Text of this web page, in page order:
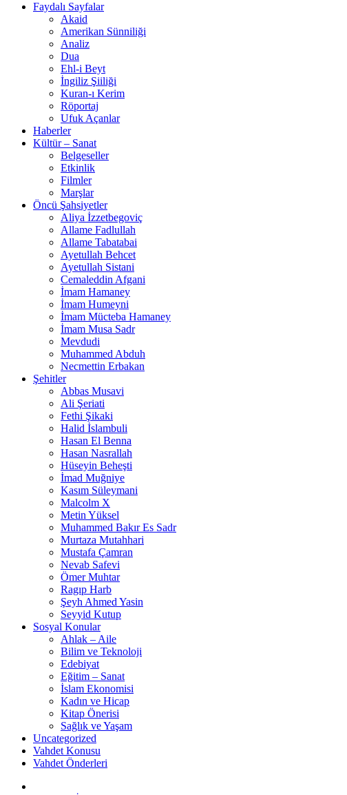
Faydalı Sayfalar
Akaid
Amerikan Sünniliği
Analiz
Dua
Ehl-i Beyt
İngiliz Şiiliği
Kuran-ı Kerim
Röportaj
Ufuk Açanlar
Haberler
Kültür – Sanat
Belgeseller
Etkinlik
Filmler
Marşlar
Öncü Şahsiyetler
Aliya İzzetbegoviç
Allame Fadlullah
Allame Tabatabai
Ayetullah Behcet
Ayetullah Sistani
Cemaleddin Afgani
İmam Hamaney
İmam Humeyni
İmam Mücteba Hamaney
İmam Musa Sadr
Mevdudi
Muhammed Abduh
Necmettin Erbakan
Şehitler
Abbas Musavi
Ali Şeriati
Fethi Şikaki
Halid İslambuli
Hasan El Benna
Hasan Nasrallah
Hüseyin Beheşti
İmad Muğniye
Kasım Süleymani
Malcolm X
Metin Yüksel
Muhammed Bakır Es Sadr
Murtaza Mutahhari
Mustafa Çamran
Nevab Safevi
Ömer Muhtar
Ragıp Harb
Şeyh Ahmed Yasin
Seyyid Kutup
Sosyal Konular
Ahlak – Aile
Bilim ve Teknoloji
Edebiyat
Eğitim – Sanat
İslam Ekonomisi
Kadın ve Hicap
Kitap Önerisi
Sağlık ve Yaşam
Uncategorized
Vahdet Konusu
Vahdet Önderleri